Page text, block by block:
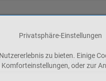
People's Air Group
Privatsphäre-Einstellungen
zu bieten. Einige
oder zur